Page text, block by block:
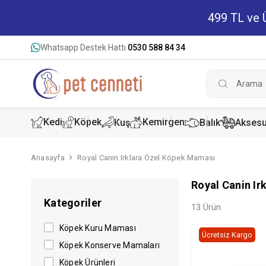
499 TL ve
Whatsapp Destek Hattı 0530 588 84 34
Kedi
Kedi
Köpek
Köpek
Kuş Kemirgen Balık
Anasayfa Royal Canin Irklara Özel Köpek Maması
Kategoriler
Köpek Kuru Maması
Köpek Konserve Mamaları
Köpek Ürünleri
Royal Canin
13 Ürün
Ücretsiz Kargo